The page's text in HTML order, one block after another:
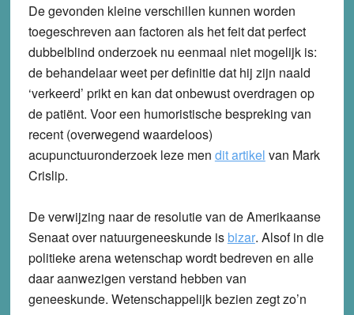
De gevonden kleine verschillen kunnen worden
toegeschreven aan factoren als het feit dat perfect
dubbelblind onderzoek nu eenmaal niet mogelijk is:
de behandelaar weet per definitie dat hij zijn naald
‘verkeerd’ prikt en kan dat onbewust overdragen op
de patiënt. Voor een humoristische bespreking van
recent (overwegend waardeloos)
acupunctuuronderzoek leze men dit artikel van Mark
Crislip.
De verwijzing naar de resolutie van de Amerikaanse
Senaat over natuurgeneeskunde is bizar. Alsof in die
politieke arena wetenschap wordt bedreven en alle
daar aanwezigen verstand hebben van
geneeskunde. Wetenschappelijk bezien zegt zo’n